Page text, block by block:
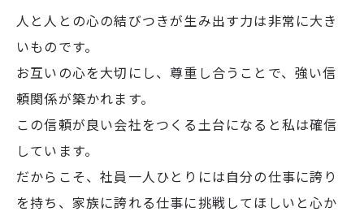
人と人との心の結びつきが生み出す力は非常に大き
いものです。
お互いの心を大切にし、尊重し合うことで、強い信
頼関係が築かれます。
この信頼が良い会社をつくる土台になると私は確信
しています。
だからこそ、社員一人ひとりには自分の仕事に誇り
を持ち、家族に誇れる仕事に挑戦してほしいと心か